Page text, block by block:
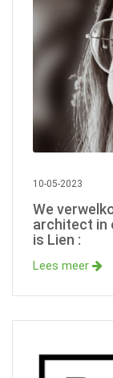
10-05-2023
We
architect in
is Lien :
Lees meer